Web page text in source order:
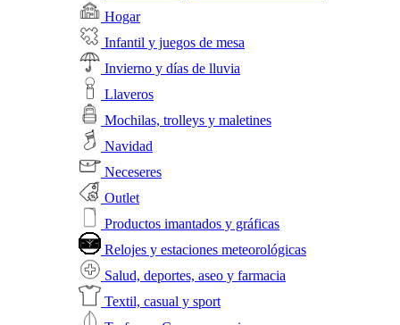
Hogar
Infantil y juegos de mesa
Invierno y días de lluvia
Llaveros
Mochilas, trolleys y maletines
Navidad
Neceseres
Outlet
Productos imantados y gráficas
Relojes y estaciones meteorológicas
Salud, deportes, aseo y farmacia
Textil, casual y sport